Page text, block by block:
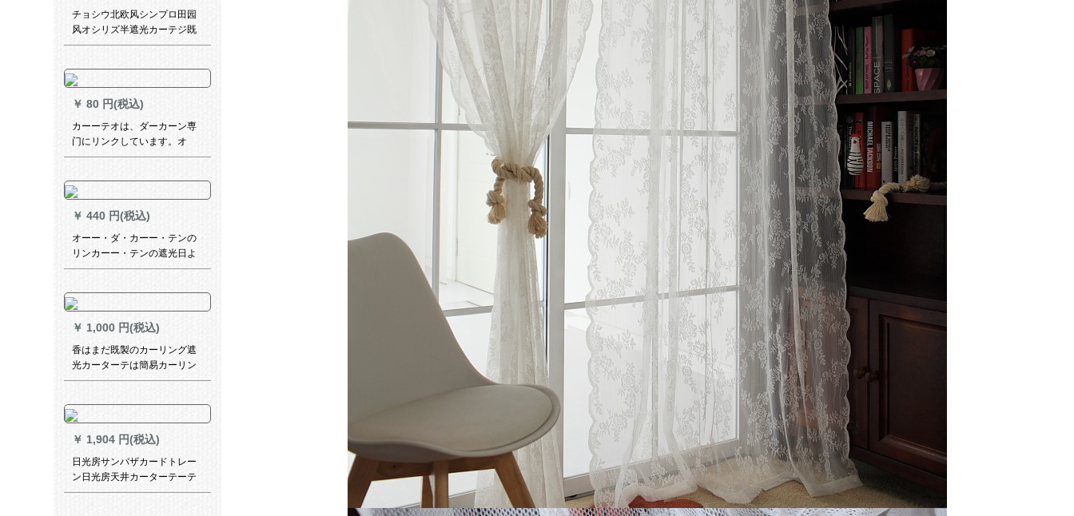
チョシウ北欧风シンプロ田园
风オシリズ半遮光カーテジ既
製カーリング寝室明の色調の
羽羽羽羽-布无料フーク加工、
穴を开ける毎米プロ10元
￥ 80 円(税込)
カーーテオは、ダーカーン専
门にリンクしています。オ
ー・ダカテ専门に撮って、単
す。
￥ 440 円(税込)
オーー・ダ・カーー・テンの
リンカーー・テンの遮光日よ
けーフル広告印字LOGO风景
プラスモデル様
￥ 1,000 円(税込)
香はまだ既製のカーリング遮
光カーターテは簡易カーリン
グベッドルームのリービッグ
サテン-グリーンカーターテ2
幅*2.2メートルの単片です。
￥ 1,904 円(税込)
日光房サンバザカードトレー
ン日光房天井カーターテーテ
ーンテンサンサンサンサンサ